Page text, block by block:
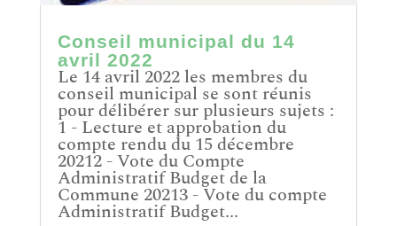
Conseil municipal du 14
avril 2022
Le 14 avril 2022 les membres du
conseil municipal se sont réunis
pour délibérer sur plusieurs sujets :
1 - Lecture et approbation du
compte rendu du 15 décembre
20212 - Vote du Compte
Administratif Budget de la
Commune 20213 - Vote du compte
Administratif Budget...